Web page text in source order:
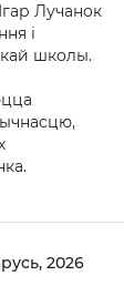
Лучанок
і
школы.
2026